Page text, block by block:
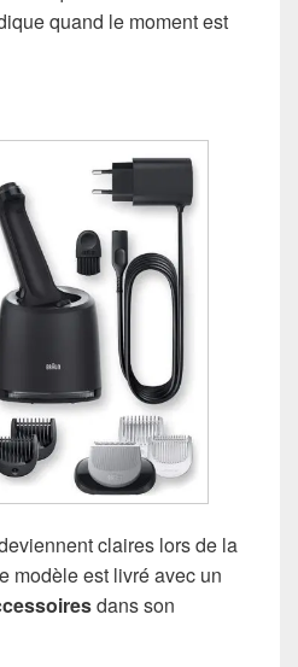
quand le moment est
claires lors de la
modèle est livré avec un
dans son